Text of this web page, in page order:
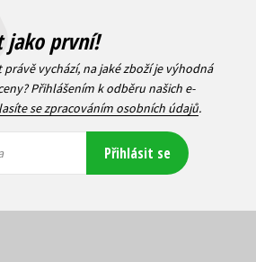
jako první!
vychází, na jaké zboží je výhodná
Přihlášením k odběru našich e-
se zpracováním osobních údajů.
Přihlásit se